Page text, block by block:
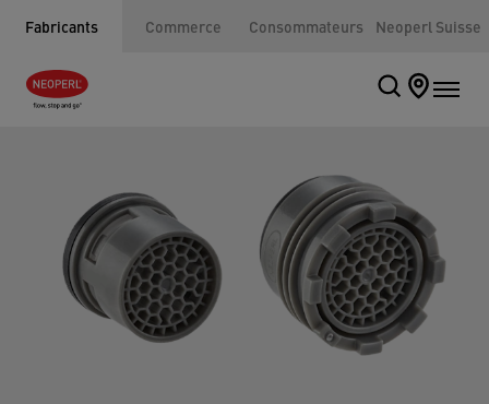
Fabricants Commerce Consommateurs Neoperl Suisse